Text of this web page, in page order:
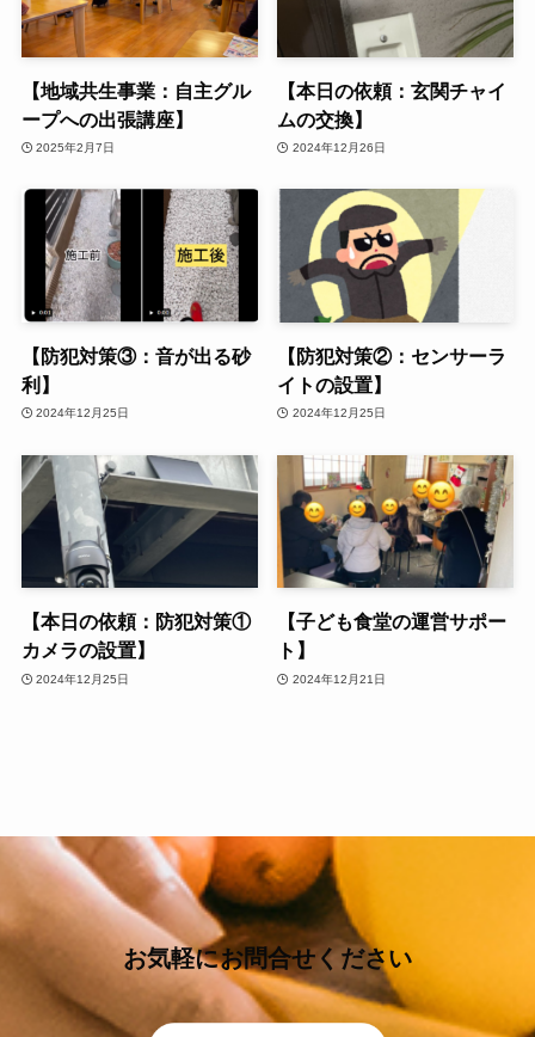
【地域共生事業：自主グル
ープへの出張講座】
2025年2月7日
【本日の依頼：玄関チャイ
ムの交換】
2024年12月26日
【防犯対策③：音が出る砂
利】
2024年12月25日
【防犯対策②：センサーラ
イトの設置】
2024年12月25日
【本日の依頼：防犯対策①
カメラの設置】
2024年12月25日
【子ども食堂の運営サポー
ト】
2024年12月21日
お気軽にお問合せください